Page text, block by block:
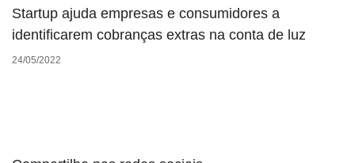
Startup ajuda empresas e consumidores a
identificarem cobranças extras na conta de luz
24/05/2022